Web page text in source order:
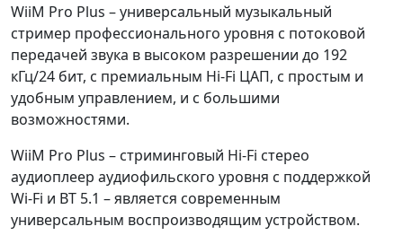
WiiM Pro Plus – универсальный музыкальный
стример профессионального уровня с потоковой
передачей звука в высоком разрешении до 192
кГц/24 бит, с премиальным Hi-Fi ЦАП, с простым и
удобным управлением, и с большими
возможностями.
WiiM Pro Plus – стриминговый Hi-Fi стерео
аудиоплеер аудиофильского уровня с поддержкой
Wi-Fi и BT 5.1 – является современным
универсальным воспроизводящим устройством.